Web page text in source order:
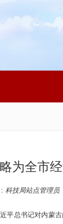
为全市
科技局站点管理员
总书记对内蒙